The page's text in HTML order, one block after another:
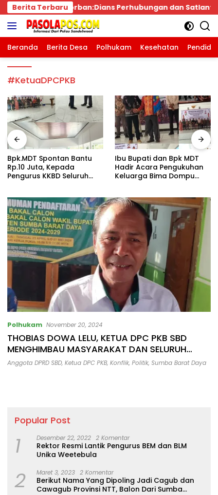
Langsung
ke
konten
Berita Terbaru
Perhubungan dan Satlantas Didesak Bertindak Tegas!
Beranda Berita Desa Polhukam Kesehatan
#KetuaDPCPKB
Bpk.MDT Spontan Bantu
Rp.10 Juta, Kepada
Pengurus KKBD Seluruh
Ibu Bupati dan Bpk MDT
Hadir Acara Pengukuhan
Keluarga Bima Dompu
Gedung Fortuna
Radamata.
Polhukam November 20, 2024
THOBIAS DOWA LELU, KETUA DPC PKB SBD
MENGHIMBAU MASYARAKAT DAN SELURUH
PENDUKUNG AGAR JAGA KEAMANAN
Anggota DPRD SBD, Ketua DPC PKB, Konflik, Politik, Sumba Barat Daya
Popular Post
1 Desember 22, 2022 2 Komentar
Rektor Resmi Lantik Pengurus BEM dan BLM
Unika Weetebula
2 Maret 3, 2023 2 Komentar
Berikut Nama Yang Dipoling Jadi Cagub dan
Cawagub Provinsi NTT, Balon Dari Sumba